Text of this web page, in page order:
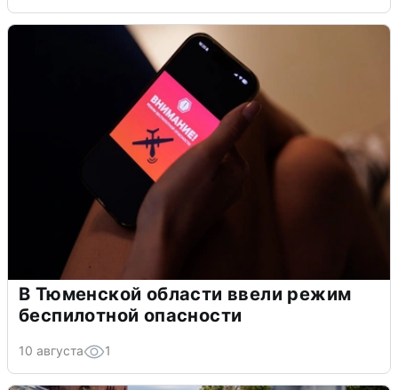
В Тюменской области ввели режим
беспилотной опасности
10 августа 1